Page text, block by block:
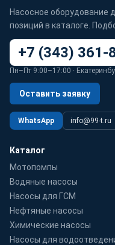
Насосное оборудование
позиций в каталоге.
+7 (343) 361-
Пн–Пт 9:00–17:00 ·
Оставить заявку
WhatsApp info@99-t.ru
Каталог
Мотопомпы
Водяные насосы
Насосы для ГСМ
Нефтяные насосы
Химические насосы
Насосы для